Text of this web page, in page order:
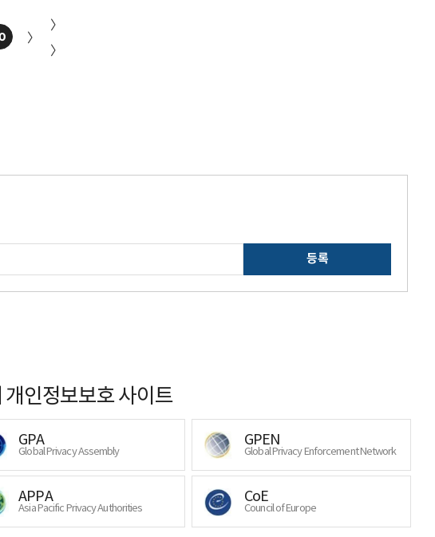
〉
〉
〉
등록
개인정보보호 사이트
GPA
Global Privacy Assembly
GPEN
Global Privacy Enforcement Network
APPA
Asia Pacific Privacy Authorities
CoE
Council of Europe